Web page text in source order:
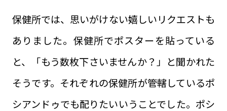
保健所では、思いがけない嬉しいリクエストも
ありました。保健所でポスターを貼っている
と、「もう数枚下さいませんか？」と聞かれた
そうです。それぞれの保健所が管轄しているポ
シアンドゥでも配りたいいうことでした。ポシ